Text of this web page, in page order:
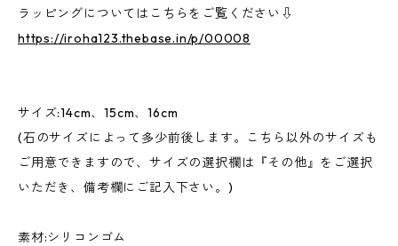
ラッピングについてはこちらをご覧ください⇩
https://iroha123.thebase.in/p/00008
サイズ:14cm、15cm、16cm
(石のサイズによって多少前後します。こちら以外のサイズも
ご用意できますので、サイズの選択欄は『その他』をご選択
いただき、備考欄にご記入下さい。)
素材:シリコンゴム